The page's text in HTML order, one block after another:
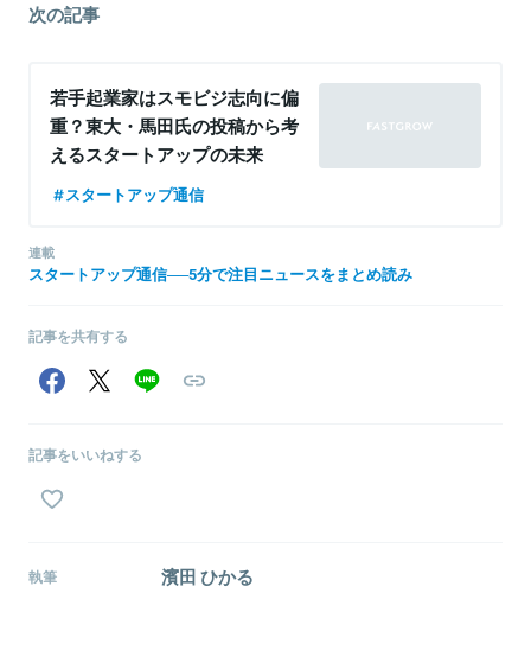
次の記事
若手起業家はスモビジ志向に偏
重？東大・馬田氏の投稿から考
えるスタートアップの未来
──5分で注目ニュースをまと
め読み
スタートアップ通信
連載
スタートアップ通信──5分で注目ニュースをまとめ読み
記事を共有する
記事をいいねする
執筆 濱田 ひかる